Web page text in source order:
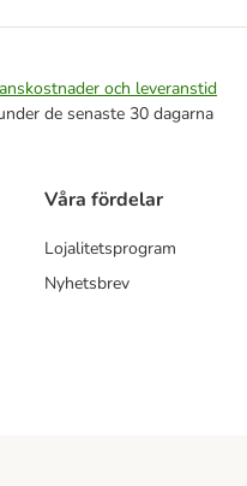
och leveranstid
de senaste 30 dagarna
Våra fördelar
Lojalitetsprogram
Nyhetsbrev